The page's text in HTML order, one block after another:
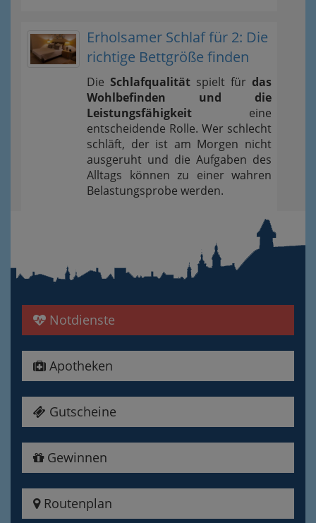
Erholsamer Schlaf für 2: Die
richtige Bettgröße finden
Die Schlafqualität spielt für das
Wohlbefinden und die
Leistungsfähigkeit eine
entscheidende Rolle. Wer schlecht
schläft, der ist am Morgen nicht
ausgeruht und die Aufgaben des
Alltags können zu einer wahren
Belastungsprobe werden.
Notdienste
Apotheken
Gutscheine
Gewinnen
Routenplan